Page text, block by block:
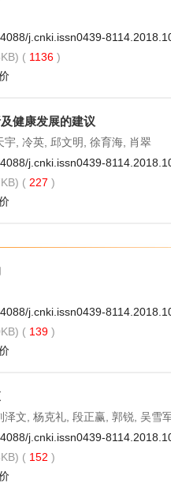
j.cnki.issn0439-
( 1136 )
健康发展的建议
, 冷英, 邱文明, 徐育海, 肖翠
j.cnki.issn0439-
( 227 )
j.cnki.issn0439-
( 139 )
文, 杨克礼, 段正赢, 郭锐, 吴雪
j.cnki.issn0439-
( 152 )